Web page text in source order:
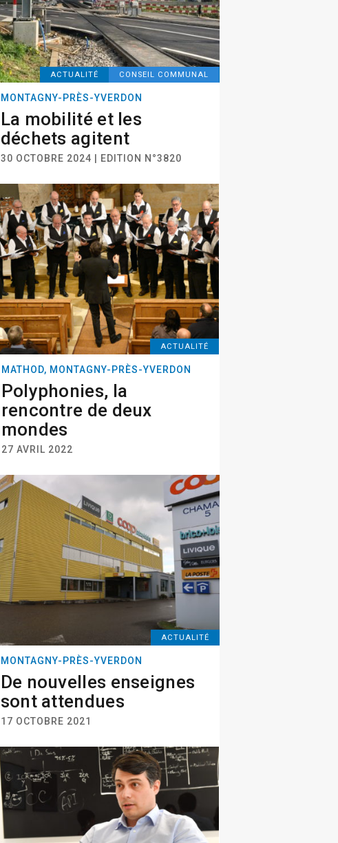
ACTUALITÉ CONSEIL COMMUNAL
MONTAGNY-PRÈS-YVERDON
La mobilité et les
déchets agitent
30 OCTOBRE 2024 | EDITION N°3820
ACTUALITÉ
MATHOD, MONTAGNY-PRÈS-YVERDON
Polyphonies, la
rencontre de deux
mondes
27 AVRIL 2022
ACTUALITÉ
MONTAGNY-PRÈS-YVERDON
De nouvelles enseignes
sont attendues
17 OCTOBRE 2021